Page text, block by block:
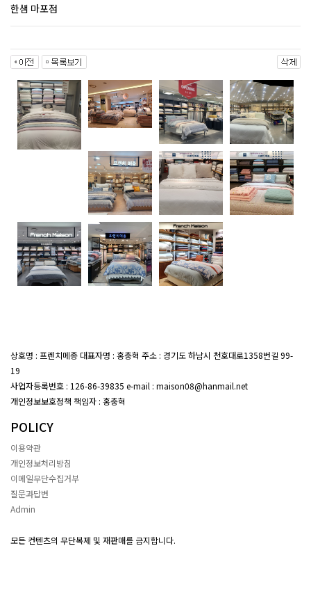
한샘 마포점
상호명 : 프렌치메종 대표자명 : 홍충혁 주소 : 경기도 하남시 천호대로1358번길 99-
19
사업자등록번호 : 126-86-39835 e-mail : maison08@hanmail.net
개인정보보호정책 책임자 : 홍충혁
POLICY
이용약관
개인정보처리방침
이메일무단수집거부
질문과답변
Admin
모든 컨텐츠의 무단복제 및 재판매를 금지합니다.